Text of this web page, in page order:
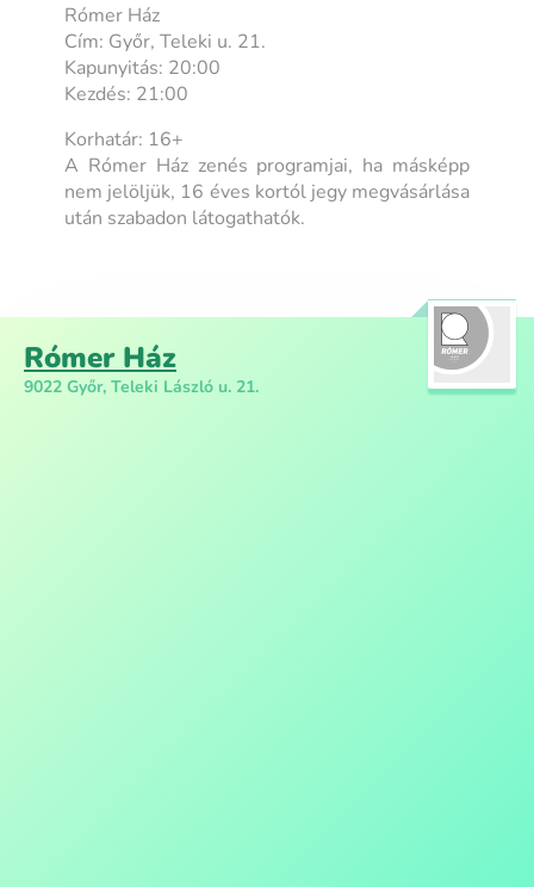
Rómer Ház
Cím: Győr, Teleki u. 21.
Kapunyitás: 20:00
Kezdés: 21:00
Korhatár: 16+
A Rómer Ház zenés programjai, ha másképp
nem jelöljük, 16 éves kortól jegy megvásárlása
után szabadon látogathatók.
Rómer Ház
9022 Győr, Teleki László u. 21.